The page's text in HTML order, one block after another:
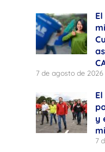
7 de agosto de 2026
y
7